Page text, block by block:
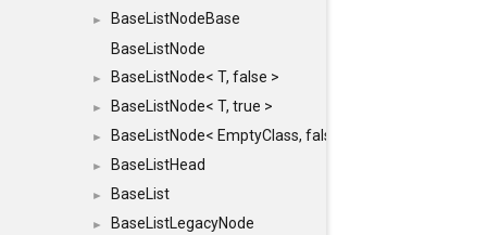
►
BaseListNodeBase
BaseListNode
► BaseListNode< T, false >
► BaseListNode< T, true >
► BaseListNode< EmptyClass, false >
► BaseListHead
► BaseList
► BaseListLegacyNode